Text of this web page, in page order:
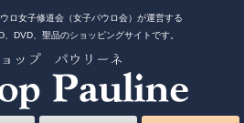
ロ女子修道会（女子パウロ会）が運営する
DVD、聖品のショッピングサイトです。